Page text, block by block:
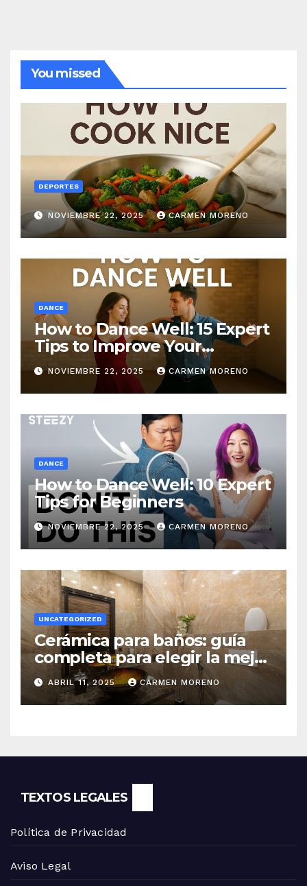
You missed
DEPORTES
NOVIEMBRE 22, 2025 CARMEN MORENO
DANCE
How to Dance Well: 15 Expert
Tips to Improve Your
Dancing Skills Fast
NOVIEMBRE 22, 2025 CARMEN MORENO
DANCE
How to Dance Well: 10 Expert
Tips for Beginners
NOVIEMBRE 22, 2025 CARMEN MORENO
UNCATEGORIZED
Cerámica para baños: guía
completa para elegir la mejor
opción
ABRIL 11, 2025 CARMEN MORENO
TEXTOS LEGALES
Política de Privacidad
Aviso Legal